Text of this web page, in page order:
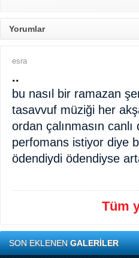
Yorumlar
esra
..
bu nasıl bir ramazan
tasavvuf müziği her
ordan çalınmasın
perfomans istiyor diye
ödendiydi ödendiyse
Tüm
SON EKLENENGALERİLER